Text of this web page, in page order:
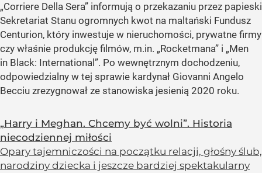
„Corriere Della Sera” informują o przekazaniu przez papieski
Sekretariat Stanu ogromnych kwot na maltański Fundusz
Centurion, który inwestuje w nieruchomości, prywatne firmy
czy właśnie produkcję filmów, m.in. „Rocketmana” i „Men
in Black: International”. Po wewnętrznym dochodzeniu,
odpowiedzialny w tej sprawie kardynał Giovanni Angelo
Becciu zrezygnował ze stanowiska jesienią 2020 roku.
„Harry i Meghan. Chcemy być wolni”. Historia
niecodziennej miłości
Opary tajemniczości na początku relacji, głośny ślub,
narodziny dziecka i jeszcze bardziej spektakularny